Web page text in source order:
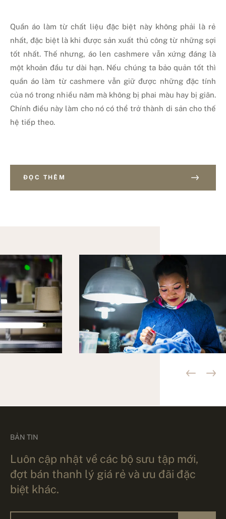
Quần áo làm từ chất liệu đặc biệt này không phải là rẻ
nhất, đặc biệt là khi được sản xuất thủ công từ những sợi
tốt nhất. Thế nhưng, áo len cashmere vẫn xứng đáng là
một khoản đầu tư dài hạn. Nếu chúng ta bảo quản tốt thì
quần áo làm từ cashmere vẫn giữ được những đặc tính
của nó trong nhiều năm mà không bị phai màu hay bị giãn.
Chính điều này làm cho nó có thể trở thành di sản cho thế
hệ tiếp theo.
ĐỌC THÊM
BẢN TIN
Luôn cập nhật về các bộ sưu tập mới,
đợt bán thanh lý giá rẻ và ưu đãi đặc
biệt khác.